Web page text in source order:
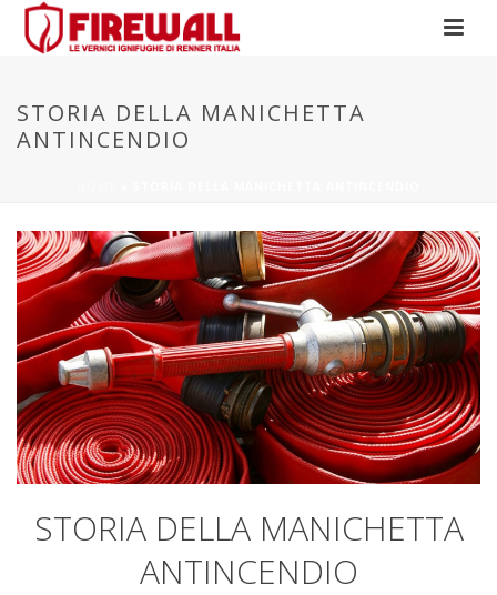
STORIA DELLA MANICHETTA
ANTINCENDIO
STORIA DELLA MANICHETTA
ANTINCENDIO